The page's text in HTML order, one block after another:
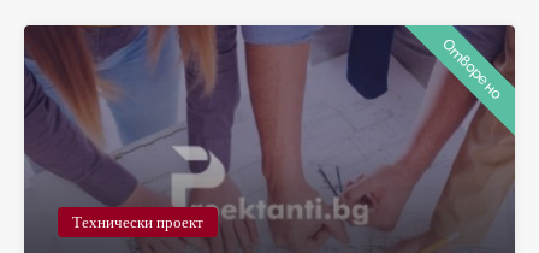
Отворено
Технически проект